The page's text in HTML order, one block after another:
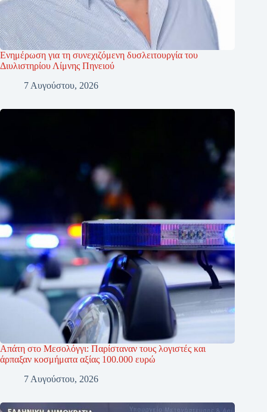
Ενημέρωση για τη συνεχιζόμενη δυσλειτουργία του
Διυλιστηρίου Λίμνης Πηνειού
7 Αυγούστου, 2026
Απάτη στο Μεσολόγγι: Παρίσταναν τους λογιστές και
άρπαξαν κοσμήματα αξίας 100.000 ευρώ
7 Αυγούστου, 2026